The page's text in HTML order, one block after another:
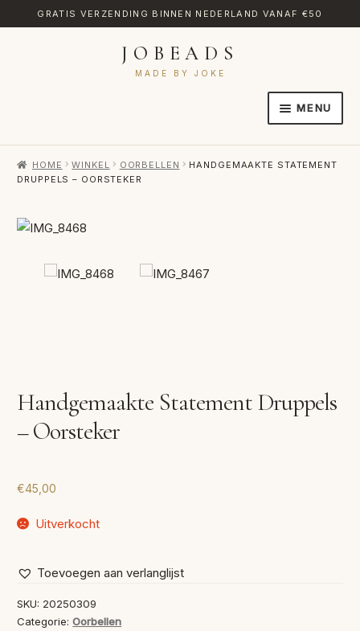
GRATIS VERZENDING BINNEN NEDERLAND VANAF €50
JOBEADS
MADE BY JOKE
MENU
AFREKENEN
MIJN ACCOUNT
VERZENDKOSTEN
VOLG BESTELLING
HOME WINKEL OORBELLEN
HANDGEMAAKTE STATEMENT
DRUPPELS – OORSTEKER
Handgemaakte Statement Druppels
– Oorsteker
€45,00
Uitverkocht
Toevoegen aan verlanglijst
SKU: 20250309
Categorie:Oorbellen